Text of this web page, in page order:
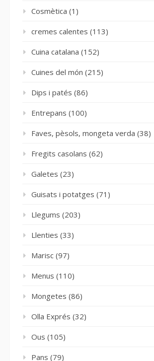
Cosmètica (1)
cremes calentes (113)
Cuina catalana (152)
Cuines del món (215)
Dips i patés (86)
Entrepans (100)
Faves, pèsols, mongeta verda (38)
Fregits casolans (62)
Galetes (23)
Guisats i potatges (71)
Llegums (203)
Llenties (33)
Marisc (97)
Menus (110)
Mongetes (86)
Olla Exprés (32)
Ous (105)
Pans (79)